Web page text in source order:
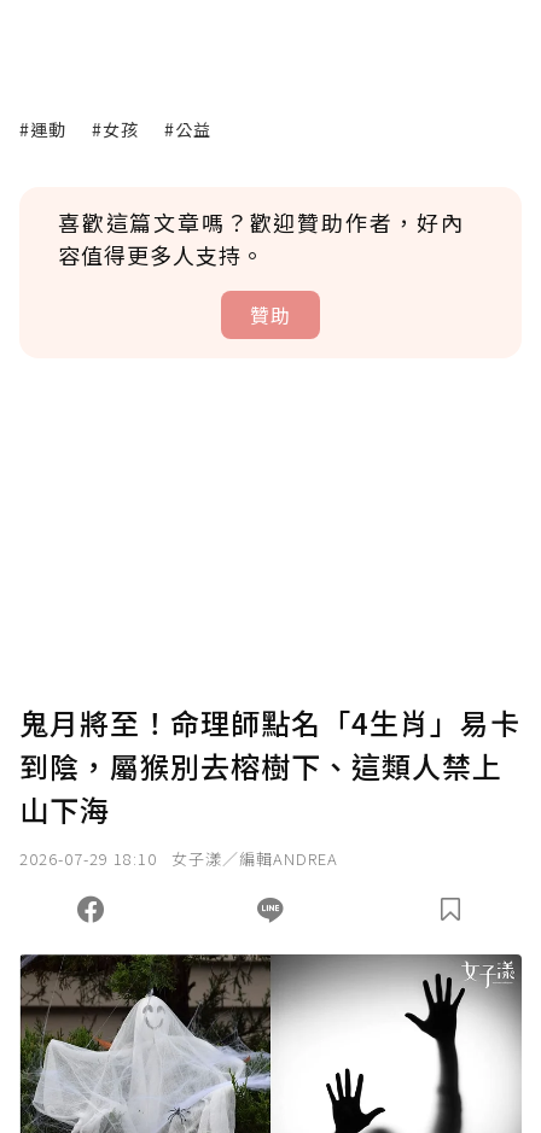
#運動 #女孩 #公益
喜歡這篇文章嗎？歡迎贊助作者，好內
容值得更多人支持。
贊助
確認送出
您當前剩餘 U 利點數：0點；前往 購買點數
鬼月將至！命理師點名「4生肖」易卡
到陰，屬猴別去榕樹下、這類人禁上
山下海
2026-07-29 18:10 女子漾／編輯ANDREA